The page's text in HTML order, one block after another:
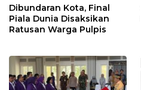
Dibundaran Kota, Final
Piala Dunia Disaksikan
Ratusan Warga Pulpis